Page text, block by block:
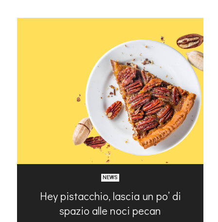
NEWS
Hey pistacchio, lascia un po’ di
spazio alle noci pecan